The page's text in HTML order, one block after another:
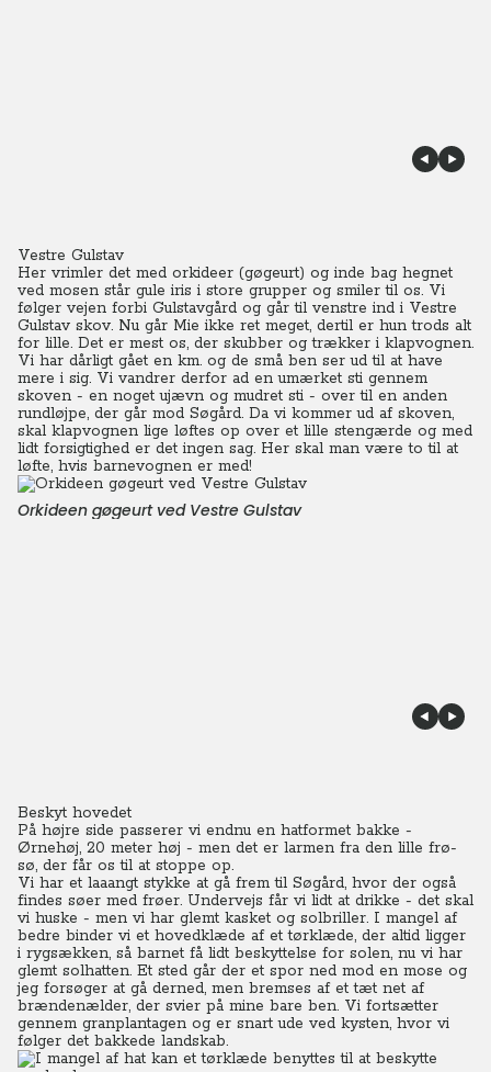
Vestre Gulstav
Her vrimler det med orkideer (gøgeurt) og inde bag hegnet
ved mosen står gule iris i store grupper og smiler til os. Vi
følger vejen forbi Gulstavgård og går til venstre ind i Vestre
Gulstav skov. Nu går Mie ikke ret meget, dertil er hun trods alt
for lille. Det er mest os, der skubber og trækker i klapvognen.
Vi har dårligt gået en km. og de små ben ser ud til at have
mere i sig. Vi vandrer derfor ad en umærket sti gennem
skoven - en noget ujævn og mudret sti - over til en anden
rundløjpe, der går mod Søgård. Da vi kommer ud af skoven,
skal klapvognen lige løftes op over et lille stengærde og med
lidt forsigtighed er det ingen sag. Her skal man være to til at
løfte, hvis barnevognen er med!
Orkideen gøgeurt ved Vestre Gulstav
Beskyt hovedet
På højre side passerer vi endnu en hatformet bakke -
Ørnehøj, 20 meter høj - men det er larmen fra den lille frø-
sø, der får os til at stoppe op.
Vi har et laaangt stykke at gå frem til Søgård, hvor der også
findes søer med frøer. Undervejs får vi lidt at drikke - det skal
vi huske - men vi har glemt kasket og solbriller. I mangel af
bedre binder vi et hovedklæde af et tørklæde, der altid ligger
i rygsækken, så barnet få lidt beskyttelse for solen, nu vi har
glemt solhatten. Et sted går der et spor ned mod en mose og
jeg forsøger at gå derned, men bremses af et tæt net af
brændenælder, der svier på mine bare ben. Vi fortsætter
gennem granplantagen og er snart ude ved kysten, hvor vi
følger det bakkede landskab.